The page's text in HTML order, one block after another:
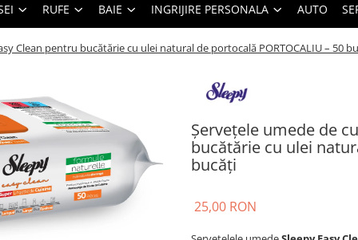
RUFE BAIE INGRIJIRE PERSONALA AUTO
Clean pentru bucătărie cu ulei natural de portocală PORTOCALIU – 50
Șervețele umede de
bucătărie cu ulei
bucăți
25,00 RON